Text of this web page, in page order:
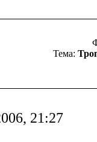
Тема:
21:27